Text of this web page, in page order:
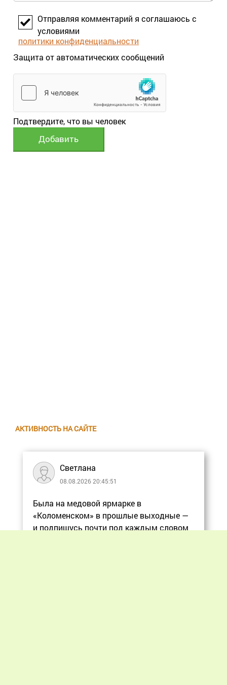
Отправляя комментарий я соглашаюсь с
условиями
политики конфиденциальности
Защита от автоматических сообщений
Подтвердите, что вы человек
АКТИВНОСТЬ НА САЙТЕ
Светлана
08.08.2026 20:45:51
Была на медовой ярмарке в
«Коломенском» в прошлые выходные —
и подпишусь почти под каждым словом